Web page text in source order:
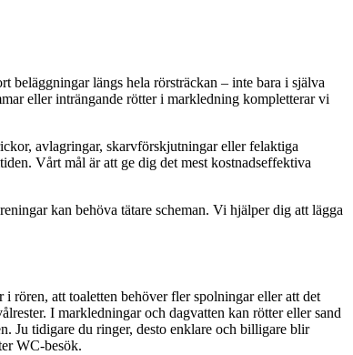
beläggningar längs hela rörsträckan – inte bara i själva
eller inträngande rötter i markledning kompletterar vi
avlagringar, skarvförskjutningar eller felaktiga
Vårt mål är att ge dig det mest kostnadseffektiva
kan behöva tätare scheman. Vi hjälper dig att lägga
rören, att toaletten behöver fler spolningar eller att det
I markledningar och dagvatten kan rötter eller sand
Ju tidigare du ringer, desto enklare och billigare blir
WC-besök.